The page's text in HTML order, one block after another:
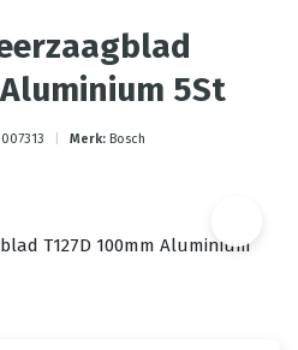
5St
Merk: Bosch